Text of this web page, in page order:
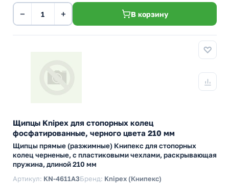
− + В корзину
Щипцы Knipex для стопорных колец
фосфатированные, черного цвета 210 мм
Щипцы прямые (разжимные) Книпекс для стопорных
колец черненые, с пластиковыми чехлами, раскрывающая
пружина, длиной 210 мм
Артикул: KN-4611A3Бренд: Knipex (Книпекс)